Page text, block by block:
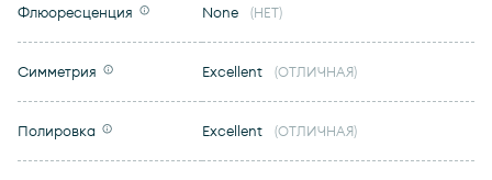
Флюоресценция None (НЕТ)
Симметрия Excellent (ОТЛИЧНАЯ)
Полировка Excellent (ОТЛИЧНАЯ)